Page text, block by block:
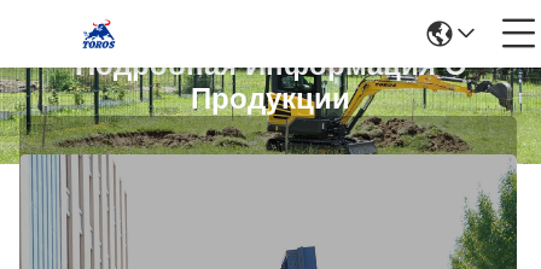
Подробная Информация О
Продукции